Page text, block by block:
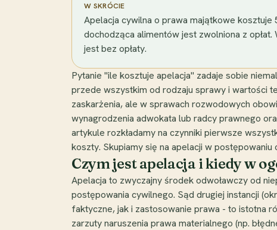
W SKRÓCIE
Apelacja cywilna o prawa majątkowe kosztuje
dochodząca alimentów jest zwolniona z opłat.
jest bez opłaty.
Pytanie "ile kosztuje apelacja" zadaje sobie
przede wszystkim od rodzaju sprawy i wartości
zaskarżenia, ale w sprawach rozwodowych
wynagrodzenia adwokata lub radcy prawnego
artykule rozkładamy na czynniki pierwsze
koszty. Skupiamy się na apelacji w
Czym jest apelacja i kiedy w
Apelacja to zwyczajny środek odwoławczy od
postępowania cywilnego. Sąd drugiej instancji
faktyczne, jak i zastosowanie prawa - to istotna
zarzuty naruszenia prawa materialnego (np.